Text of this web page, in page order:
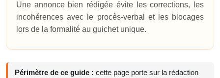
Une annonce bien rédigée évite les corrections, les
incohérences avec le procès-verbal et les blocages
lors de la formalité au guichet unique.
Périmètre de ce guide : cette page porte sur la rédaction